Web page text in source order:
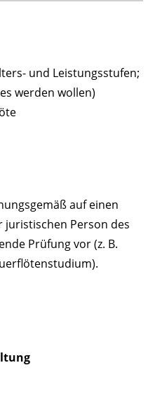
und Leistungsstufen;
werden wollen)
auf einen
juristischen Person des
Prüfung vor (z. B.